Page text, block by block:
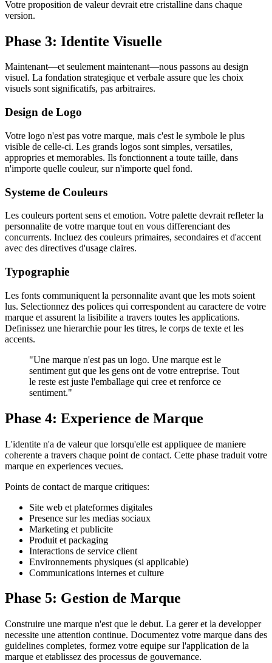
Votre proposition de valeur devrait etre cristalline dans chaque
version.
Phase 3: Identite Visuelle
Maintenant—et seulement maintenant—nous passons au design
visuel. La fondation strategique et verbale assure que les choix
visuels sont significatifs, pas arbitraires.
Design de Logo
Votre logo n'est pas votre marque, mais c'est le symbole le plus
visible de celle-ci. Les grands logos sont simples, versatiles,
appropries et memorables. Ils fonctionnent a toute taille, dans
n'importe quelle couleur, sur n'importe quel fond.
Systeme de Couleurs
Les couleurs portent sens et emotion. Votre palette devrait refleter la
personnalite de votre marque tout en vous differenciant des
concurrents. Incluez des couleurs primaires, secondaires et d'accent
avec des directives d'usage claires.
Typographie
Les fonts communiquent la personnalite avant que les mots soient
lus. Selectionnez des polices qui correspondent au caractere de votre
marque et assurent la lisibilite a travers toutes les applications.
Definissez une hierarchie pour les titres, le corps de texte et les
accents.
"Une marque n'est pas un logo. Une marque est le
sentiment gut que les gens ont de votre entreprise. Tout
le reste est juste l'emballage qui cree et renforce ce
sentiment."
Phase 4: Experience de Marque
L'identite n'a de valeur que lorsqu'elle est appliquee de maniere
coherente a travers chaque point de contact. Cette phase traduit votre
marque en experiences vecues.
Points de contact de marque critiques:
Site web et plateformes digitales
Presence sur les medias sociaux
Marketing et publicite
Produit et packaging
Interactions de service client
Environnements physiques (si applicable)
Communications internes et culture
Phase 5: Gestion de Marque
Construire une marque n'est que le debut. La gerer et la developper
necessite une attention continue. Documentez votre marque dans des
guidelines completes, formez votre equipe sur l'application de la
marque et etablissez des processus de gouvernance.